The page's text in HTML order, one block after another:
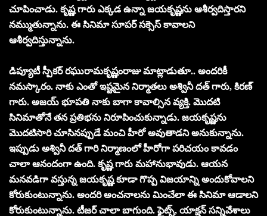
చూపించాడు. కృష్ణ గారు ఎక్కడ ఉన్నా జయకృష్ణను ఆశీర్వదిస్తారని
నమ్ముతున్నాను. ఈ సినిమా సూపర్ సక్సెస్ కావాలని
ఆశీర్వదిస్తున్నాను.
డిప్యూటీ స్పీకర్ రఘురామకృష్ణంరాజు మాట్లాడుతూ.. అందరికీ
నమస్కారం. నాకు ఎంతో ఇష్టమైన నిర్మాతలు అశ్వినీ దత్ గారు, కిరణ్
గారు. అజయ్ భూపతి నాకు బాగా కావాల్సిన వ్యక్తి. మొదటి
సినిమాతోనే తన ప్రతిభను నిరూపించుకున్నాడు. జయకృష్ణను
మొదటిసారి చూసినప్పుడే మంచి హీరో అవుతాడని అనుకున్నాను.
ఇప్పుడు అశ్వినీ దత్ గారి నిర్మాణంలో హీరోగా పరిచయం కావడం
చాలా ఆనందంగా ఉంది. కృష్ణ గారు మహానుభావుడు. ఆయన
మనవడిగా వస్తున్న జయకృష్ణ కూడా గొప్ప విజయాన్ని అందుకోవాలని
కోరుకుంటున్నాను. అందరి అంచనాలను మించేలా ఈ సినిమా ఆడాలని
కోరుకుంటున్నాను. టీజర్ చాలా బాగుంది. ఫైట్స్, యాక్షన్ సన్నివేశాలు